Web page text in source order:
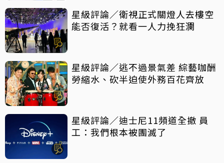
星級評論／衛視正式關燈人去樓空
能否復活？就看一人力挽狂瀾
星級評論／逃不過景氣差 綜藝咖酬
勞縮水、砍半迫使外務百花齊放
星級評論／迪士尼11頻道全撤 員
工：我們根本被團滅了